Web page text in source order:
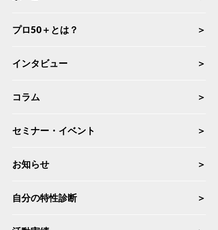
プロ50＋とは？
インタビュー
コラム
セミナー・イベント
お知らせ
自分の特性診断